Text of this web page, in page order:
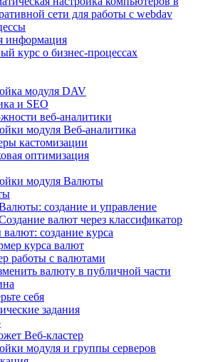
сети для работы с webdav
информация
курс о бизнес-процессах
модуля DAV
и SEO
веб-аналитики
модуля Веб-аналитика
кастомизации
оптимизация
модуля Валюты
создание и управление
валют через классификатор
создание курса
курса валют
работы с валютами
валюту в публичной части
себя
задания
Веб-кластер
модуля и группы серверов